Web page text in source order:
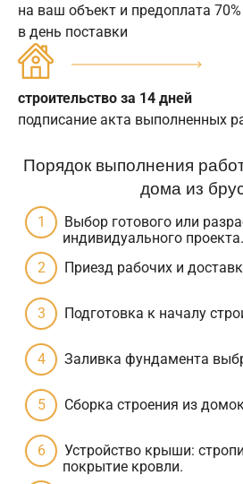
на ваш объект и предоплата
в день поставки
строительство за 14 дней
подписание акта выполненных
Порядок выполнения
дома из
Выбор готового или
индивидуального проекта.
Приезд рабочих и
Подготовка к началу
Заливка фундамента
Сборка строения из
Устройство крыши:
покрытие кровли.